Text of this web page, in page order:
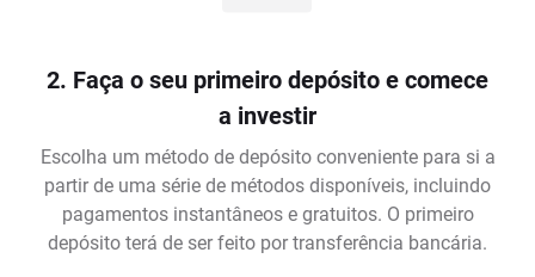
2. Faça o seu primeiro depósito e comece
a investir
Escolha um método de depósito conveniente para si a
partir de uma série de métodos disponíveis, incluindo
pagamentos instantâneos e gratuitos. O primeiro
depósito terá de ser feito por transferência bancária.